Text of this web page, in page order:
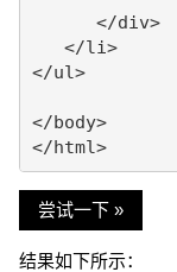
      </div>
   </li>
</ul>
</body>
</html>
尝试一下 »
结果如下所示：